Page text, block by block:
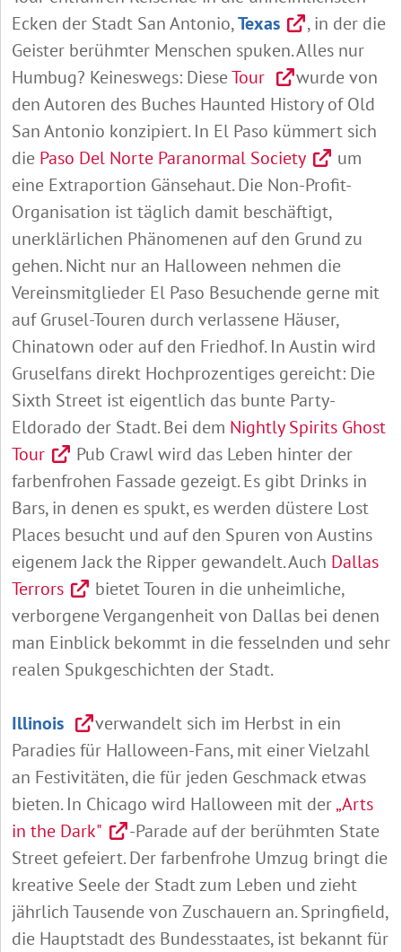
Ecken der Stadt San Antonio,Texas
, in der die
Geister berühmter Menschen spuken. Alles nur
Humbug? Keineswegs: DieseTour
wurde von
den Autoren des Buches Haunted History of Old
San Antonio konzipiert. In El Paso kümmert sich
die Paso Del Norte Paranormal Society
um
eine Extraportion Gänsehaut. Die Non-Profit-
Organisation ist täglich damit beschäftigt,
unerklärlichen Phänomenen auf den Grund zu
gehen. Nicht nur an Halloween nehmen die
Vereinsmitglieder El Paso Besuchende gerne mit
auf Grusel-Touren durch verlassene Häuser,
Chinatown oder auf den Friedhof. In Austin wird
Gruselfans direkt Hochprozentiges gereicht: Die
Sixth Street ist eigentlich das bunte Party-
Eldorado der Stadt. Bei dem Nightly Spirits Ghost
Tour
Pub Crawl wird das Leben hinter der
farbenfrohen Fassade gezeigt. Es gibt Drinks in
Bars, in denen es spukt, es werden düstere Lost
Places besucht und auf den Spuren von Austins
eigenem Jack the Ripper gewandelt. Auch Dallas
Terrors
bietet Touren in die unheimliche,
verborgene Vergangenheit von Dallas bei denen
man Einblick bekommt in die fesselnden und sehr
realen Spukgeschichten der Stadt.
Illinois
verwandelt sich im Herbst in ein
Paradies für Halloween-Fans, mit einer Vielzahl
an Festivitäten, die für jeden Geschmack etwas
bieten. In Chicago wird Halloween mit der„Arts
in the Dark"
-Parade auf der berühmten State
Street gefeiert. Der farbenfrohe Umzug bringt die
kreative Seele der Stadt zum Leben und zieht
jährlich Tausende von Zuschauern an. Springfield,
die Hauptstadt des Bundesstaates, ist bekannt für